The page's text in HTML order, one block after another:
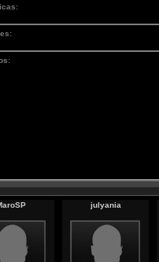
julyania